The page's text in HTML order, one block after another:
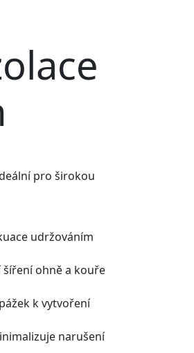
pro širokou
udržováním
ohně a kouře
k vytvoření
narušení